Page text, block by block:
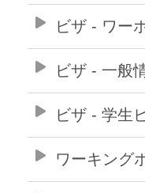
ビザ - ワー
ビザ - 一般
ビザ - 学生
ワーキング